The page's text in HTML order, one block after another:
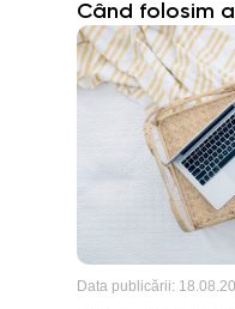
Când folosim
Data publicării: